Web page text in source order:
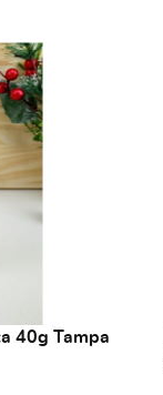
40g Tampa